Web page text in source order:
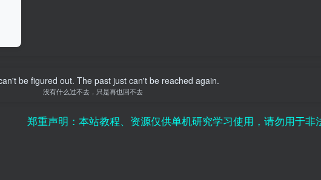
be figured out. The past just can't be reached again.
没有什么过不去，只是再也回不去
声明：本站教程、资源仅供单机研究学习使用，请勿用于非法用途